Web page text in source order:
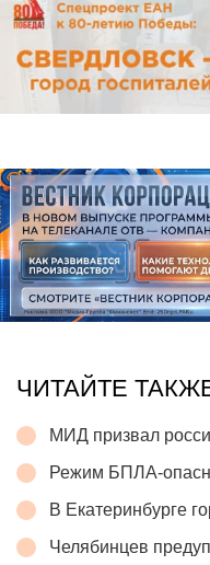
ЧИТАЙТЕ
МИД призвал
Режим БПЛА-
В Екатеринбурге
Челябинцев